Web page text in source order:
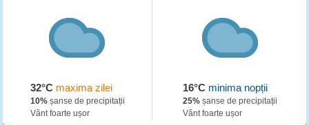
32°Cmaxima zilei
10%șanse de precipitații
Vânt foarte ușor
16°C minima nopții
25% șanse de precipitații
Vânt foarte ușor